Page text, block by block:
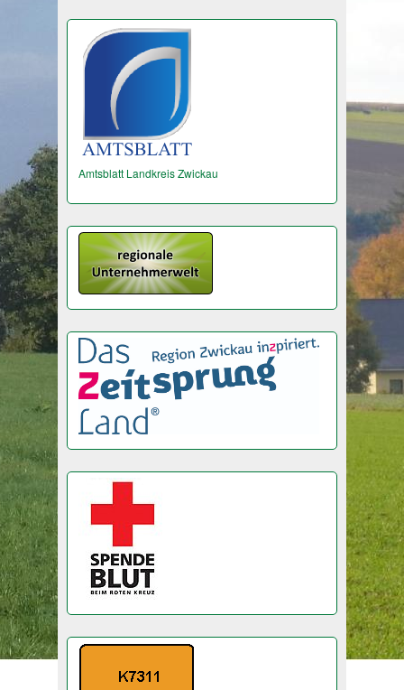
Amtsblatt Landkreis Zwickau